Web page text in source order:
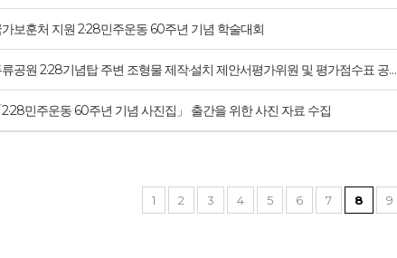
보훈처 지원 2·28민주운동 60주년 기념 학술대회
공원 2·28기념탑 주변 조형물 제작·설치 제안서평가위원 및 평가점수표 공…
2·28민주운동 60주년 기념 사진집」 출간을 위한 사진 자료 수집
1 2 3 4 5 6 7 8 9